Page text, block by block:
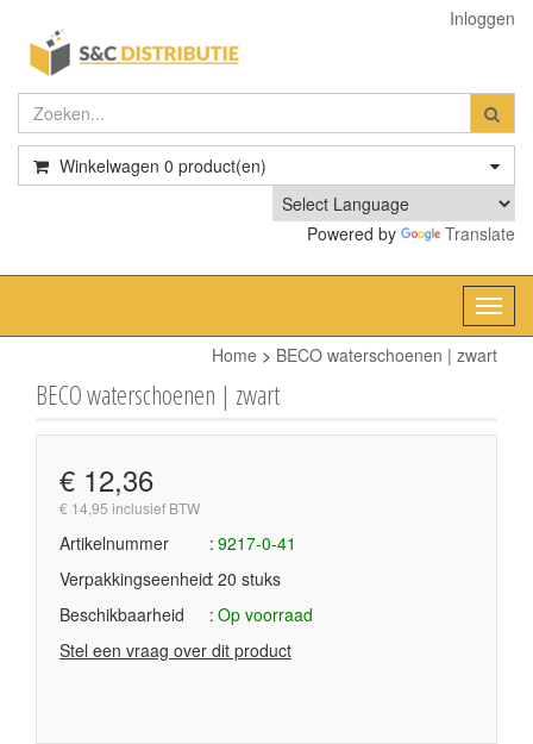
Inloggen
Winkelwagen 0 product(en)
Powered by Translate
Home > BECO waterschoenen | zwart
BECO waterschoenen | zwart
€ 12,36
€ 14,95 inclusief BTW
Artikelnummer
9217-0-41
Verpakkingseenheid 20 stuks
Beschikbaarheid
Op voorraad
Stel een vraag over dit product